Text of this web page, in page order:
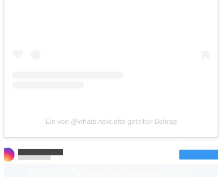
Ein von @whats.next.otto geteilter Beitrag